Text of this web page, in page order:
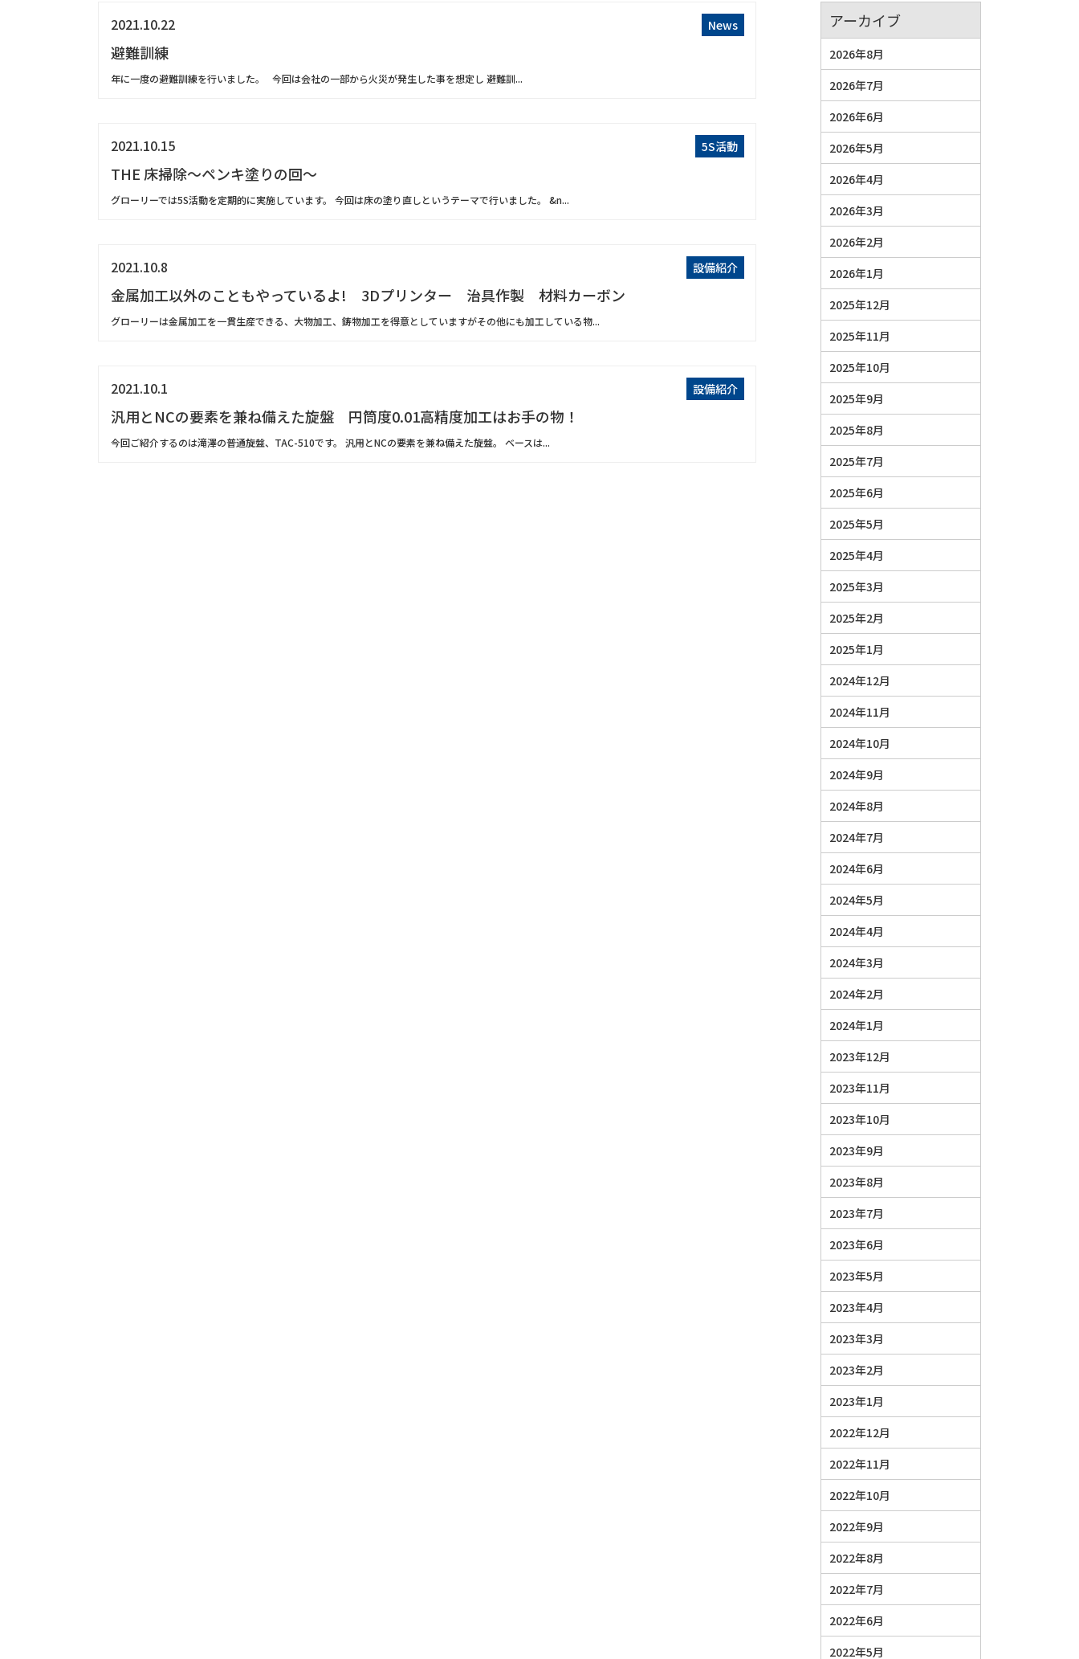
News
2021.10.22
避難訓練
年に一度の避難訓練を行いました。 今回は会社の一部から火災が発生した事を想定し 避難訓...
5S活動
2021.10.15
THE 床掃除〜ペンキ塗りの回〜
グローリーでは5S活動を定期的に実施しています。 今回は床の塗り直しというテーマで行いました。 &n...
設備紹介
2021.10.8
金属加工以外のこともやっているよ! 3Dプリンター 治具作製 材料カーボン
グローリーは金属加工を一貫生産できる、大物加工、鋳物加工を得意としていますがその他にも加工している物...
設備紹介
2021.10.1
汎用とNCの要素を兼ね備えた旋盤 円筒度0.01高精度加工はお手の物！
今回ご紹介するのは滝澤の普通旋盤、TAC-510です。 汎用とNCの要素を兼ね備えた旋盤。 ベースは...
アーカイブ
2026年8月
2026年7月
2026年6月
2026年5月
2026年4月
2026年3月
2026年2月
2026年1月
2025年12月
2025年11月
2025年10月
2025年9月
2025年8月
2025年7月
2025年6月
2025年5月
2025年4月
2025年3月
2025年2月
2025年1月
2024年12月
2024年11月
2024年10月
2024年9月
2024年8月
2024年7月
2024年6月
2024年5月
2024年4月
2024年3月
2024年2月
2024年1月
2023年12月
2023年11月
2023年10月
2023年9月
2023年8月
2023年7月
2023年6月
2023年5月
2023年4月
2023年3月
2023年2月
2023年1月
2022年12月
2022年11月
2022年10月
2022年9月
2022年8月
2022年7月
2022年6月
2022年5月